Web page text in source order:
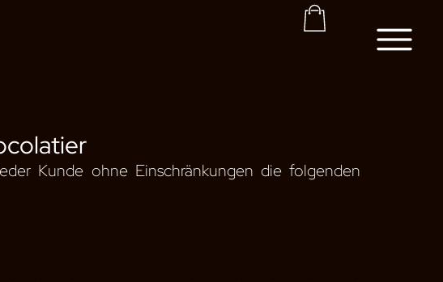
Korb
Kunde ohne Einschränkungen die folgenden